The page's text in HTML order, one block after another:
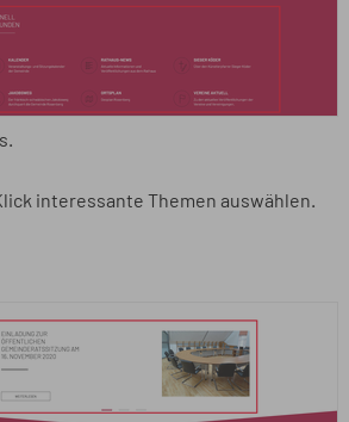
interessante Themen auswählen.